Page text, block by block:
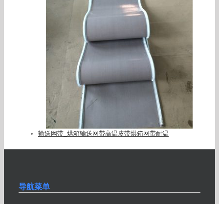
输送网带_烘箱输送网带高温皮带烘箱网带耐温
导航菜单